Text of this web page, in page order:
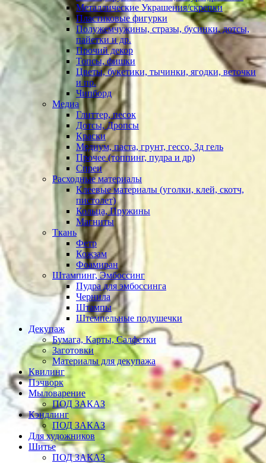
Металлические Украшения/скрепки
Пластиковые фигурки
Полужемчужины, стразы, бусинки, дотсы,
пайетки и др.
Прочий декор
Топсы, фишки
Цветы, букетики, тычинки, ягодки, веточки
и пр.
Чипборд
Медиа
Глиттер, песок
Дотсы, Дропсы
Краски
Медиум, паста, грунт, гессо, 3д гель
Прочее (топпинг, пудра и др)
Спреи
Расходные материалы
Клеевые материалы (уголки, клей, скотч,
пистолет)
Кольца, Пружины
Магниты
Ткань
Фетр
Кожзам
Фоамиран
Штампинг, Эмбоссинг
Пудра для эмбоссинга
Чернила
Штампы
Штемпельные подушечки
Декупаж
Бумага, Карты, Салфетки
Заготовки
Материалы для декупажа
Квилинг
Пэчворк
Мыловарение
ПОД ЗАКАЗ
Кэндлинг
ПОД ЗАКАЗ
Для художников
Шитье
ПОД ЗАКАЗ